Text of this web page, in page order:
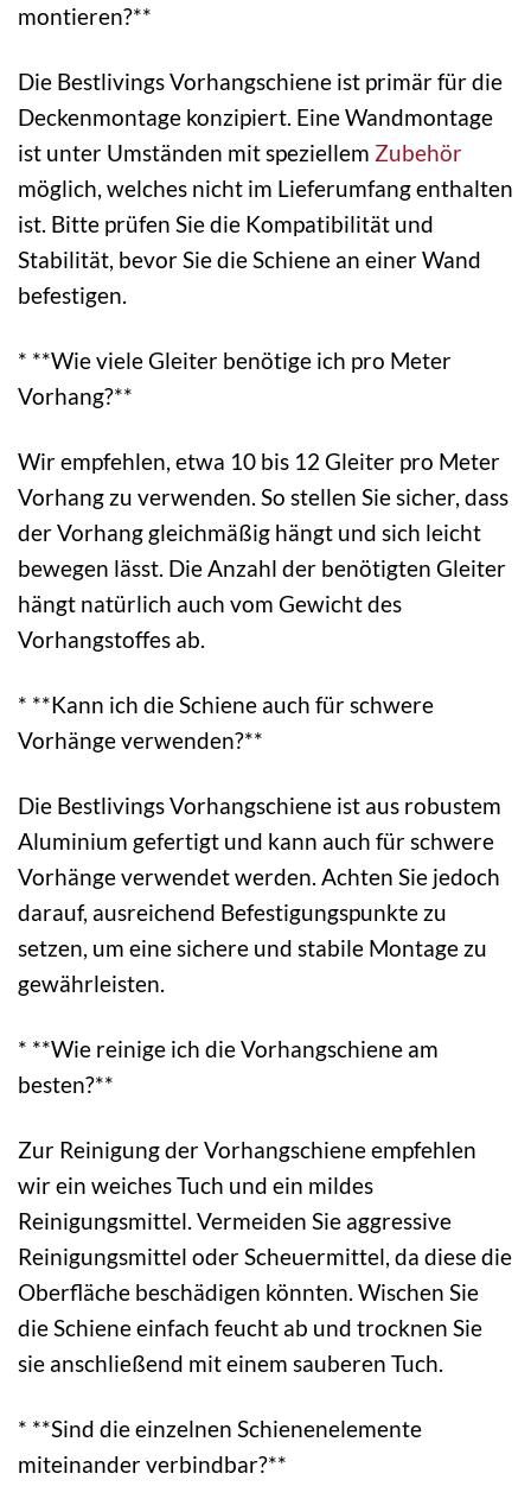
montieren?**
Die Bestlivings Vorhangschiene ist primär für die
Deckenmontage konzipiert. Eine Wandmontage
ist unter Umständen mit speziellem Zubehör
möglich, welches nicht im Lieferumfang enthalten
ist. Bitte prüfen Sie die Kompatibilität und
Stabilität, bevor Sie die Schiene an einer Wand
befestigen.
* **Wie viele Gleiter benötige ich pro Meter
Vorhang?**
Wir empfehlen, etwa 10 bis 12 Gleiter pro Meter
Vorhang zu verwenden. So stellen Sie sicher, dass
der Vorhang gleichmäßig hängt und sich leicht
bewegen lässt. Die Anzahl der benötigten Gleiter
hängt natürlich auch vom Gewicht des
Vorhangstoffes ab.
* **Kann ich die Schiene auch für schwere
Vorhänge verwenden?**
Die Bestlivings Vorhangschiene ist aus robustem
Aluminium gefertigt und kann auch für schwere
Vorhänge verwendet werden. Achten Sie jedoch
darauf, ausreichend Befestigungspunkte zu
setzen, um eine sichere und stabile Montage zu
gewährleisten.
* **Wie reinige ich die Vorhangschiene am
besten?**
Zur Reinigung der Vorhangschiene empfehlen
wir ein weiches Tuch und ein mildes
Reinigungsmittel. Vermeiden Sie aggressive
Reinigungsmittel oder Scheuermittel, da diese die
Oberfläche beschädigen könnten. Wischen Sie
die Schiene einfach feucht ab und trocknen Sie
sie anschließend mit einem sauberen Tuch.
* **Sind die einzelnen Schienenelemente
miteinander verbindbar?**